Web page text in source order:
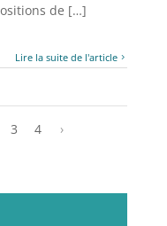
de […]
Lire la suite de l'article
3 4 ›